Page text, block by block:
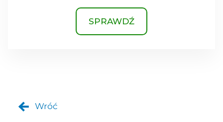
SPRAWDŹ
Wróć